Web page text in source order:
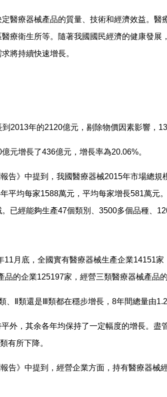
醫療器械產品的質量、技術和經濟效益。
療衛生所等。隨著我國國民經濟的健康發
將持續快速增長。
2013年的2120億元，剔除物價因素影響，13
元增長了436億元，增長率為20.06%。
告》中提到，我國醫療器械2015年市場總
平均每家1588萬元，平均每家增長581萬元
已經能夠生產47個類別、3500多個品種、
月底，全國實有醫療器械生產企業14151
的企業125197家，經營三類醫療器械產品
Ⅱ類還是Ⅲ類都在穩步增長，8年間總量由
外，其余各年均保持了一定幅度的增長。
有所下降。
告》中提到，經營企業方面，持有醫療器